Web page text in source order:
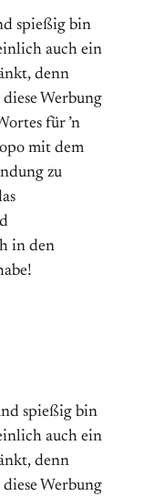
spießig bin
auch ein
denn
Werbung
für ’n
mit dem
zu
in den
spießig bin
auch ein
denn
Werbung